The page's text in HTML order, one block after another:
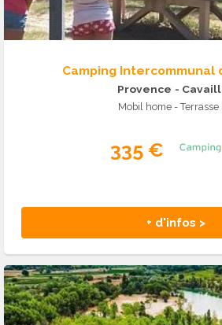
Camping Intercommunal
Provence -
Mobil home - Terrasse
335 €
+ d'infos >